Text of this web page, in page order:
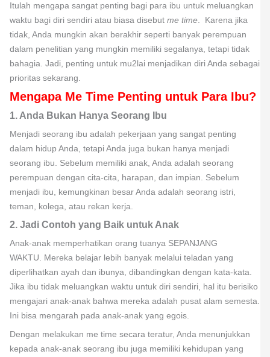
Itulah mengapa sangat penting bagi para ibu untuk meluangkan
waktu bagi diri sendiri atau biasa disebut me time . Karena jika
tidak, Anda mungkin akan berakhir seperti banyak perempuan
dalam penelitian yang mungkin memiliki segalanya, tetapi tidak
bahagia. Jadi, penting untuk mu2lai menjadikan diri Anda sebagai
prioritas sekarang.
Mengapa Me Time Penting untuk Para Ibu?
1. Anda Bukan Hanya Seorang Ibu
Menjadi seorang ibu adalah pekerjaan yang sangat penting
dalam hidup Anda, tetapi Anda juga bukan hanya menjadi
seorang ibu. Sebelum memiliki anak, Anda adalah seorang
perempuan dengan cita-cita, harapan, dan impian. Sebelum
menjadi ibu, kemungkinan besar Anda adalah seorang istri,
teman, kolega, atau rekan kerja.
2. Jadi Contoh yang Baik untuk Anak
Anak-anak memperhatikan orang tuanya SEPANJANG
WAKTU. Mereka belajar lebih banyak melalui teladan yang
diperlihatkan ayah dan ibunya, dibandingkan dengan kata-kata.
Jika ibu tidak meluangkan waktu untuk diri sendiri, hal itu berisiko
mengajari anak-anak bahwa mereka adalah pusat alam semesta.
Ini bisa mengarah pada anak-anak yang egois.
Dengan melakukan me time secara teratur, Anda menunjukkan
kepada anak-anak seorang ibu juga memiliki kehidupan yang